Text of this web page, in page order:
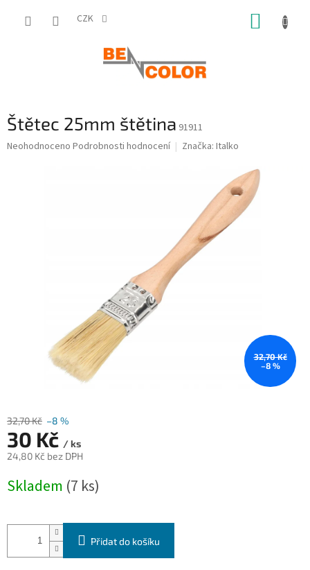
CZK
Štětec 25mm štětina 91911
Průměrné
Neohodnoceno Podrobnosti hodnocení Značka: Italko
32,70 Kč
–8 %
32,70 Kč –8 %
30 Kč / ks
24,80 Kč bez DPH
cena:
Skladem (7 ks)
Přidat do košíku